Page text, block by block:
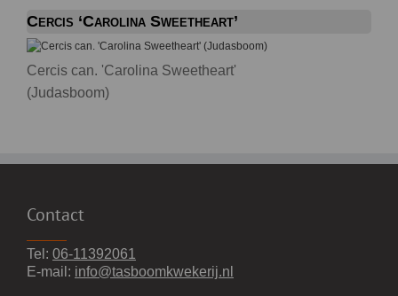
Cercis ‘Carolina Sweetheart’
Cercis can. 'Carolina Sweetheart'
(Judasboom)
Contact
Tel: 06-11392061
E-mail: info@tasboomkwekerij.nl